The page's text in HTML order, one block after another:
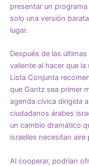
presentar un
solo una versión
lugar.
Después de las
valiente al hacer que
Lista Conjunta
que Gantz sea primer
agenda cívica dirigida
ciudadanos árabes
un cambio dramático
israelíes necesitan aire
Al cooperar, podrían